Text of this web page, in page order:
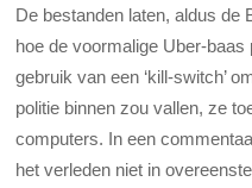
De bestanden laten, aldus de
hoe de voormalige Uber-
gebruik van een ‘kill-switch’
politie binnen zou vallen, ze
computers. In een
het verleden niet in